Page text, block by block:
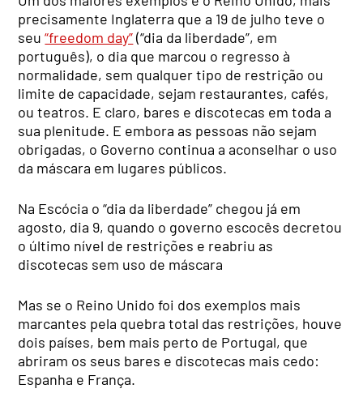
precisamente Inglaterra que a 19 de julho teve o
seu“freedom day”(“dia da liberdade”, em
português), o dia que marcou o regresso à
normalidade, sem qualquer tipo de restrição ou
limite de capacidade, sejam restaurantes, cafés,
ou teatros. E claro, bares e discotecas em toda a
sua plenitude. E embora as pessoas não sejam
obrigadas, o Governo continua a aconselhar o uso
da máscara em lugares públicos.
Na Escócia o “dia da liberdade” chegou já em
agosto, dia 9, quando o governo escocês decretou
o último nível de restrições e reabriu as
discotecas sem uso de máscara
Mas se o Reino Unido foi dos exemplos mais
marcantes pela quebra total das restrições, houve
dois países, bem mais perto de Portugal, que
abriram os seus bares e discotecas mais cedo:
Espanha e França.